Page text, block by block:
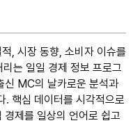
, 시장 동향, 소비자 이슈를
는 일일 경제 정보 프로그
신 MC의 날카로운 분석과
. 핵심 데이터를 시각적으로
제를 일상의 언어로 쉽고